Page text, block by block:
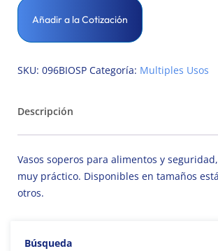
Añadir a la Cotización
SKU: 096BIOSP Categoría: Multiples Usos
Descripción
Vasos soperos para alimentos y
muy práctico. Disponibles en tamaños
otros.
Búsqueda